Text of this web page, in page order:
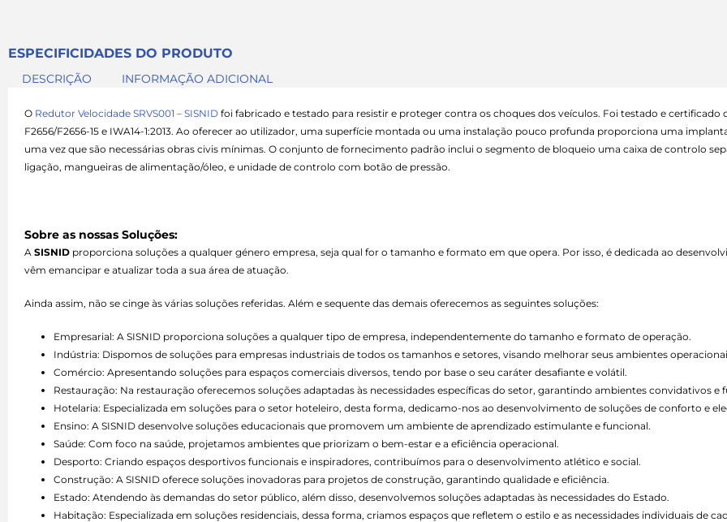
ESPECIFICIDADES DO PRODUTO
DESCRIÇÃO INFORMAÇÃO ADICIONAL
O Redutor Velocidade SRVS001 – SISNID foi fabricado e testado para resistir e proteger contra os choques dos veículos. Foi testado e certificado
F2656/F2656-15 e IWA14-1:2013. Ao oferecer ao utilizador, uma superfície montada ou uma instalação pouco profunda proporciona uma
uma vez que são necessárias obras civis mínimas. O conjunto de fornecimento padrão inclui o segmento de bloqueio uma caixa de controlo
ligação, mangueiras de alimentação/óleo, e unidade de controlo com botão de pressão.
Sobre as nossas Soluções:
A SISNID proporciona soluções a qualquer género empresa, seja qual for o tamanho e formato em que opera. Por isso, é dedicada ao
vêm emancipar e atualizar toda a sua área de atuação.
Ainda assim, não se cinge às várias soluções referidas. Além e sequente das demais oferecemos as seguintes soluções:
Empresarial: A SISNID proporciona soluções a qualquer tipo de empresa, independentemente do tamanho e formato de operação.
Indústria: Dispomos de soluções para empresas industriais de todos os tamanhos e setores, visando melhorar seus ambientes
Comércio: Apresentando soluções para espaços comerciais diversos, tendo por base o seu caráter desafiante e volátil.
Restauração: Na restauração oferecemos soluções adaptadas às necessidades específicas do setor, garantindo ambientes convidativos e
Hotelaria: Especializada em soluções para o setor hoteleiro, desta forma, dedicamo-nos ao desenvolvimento de soluções de conforto e
Ensino: A SISNID desenvolve soluções educacionais que promovem um ambiente de aprendizado estimulante e funcional.
Saúde: Com foco na saúde, projetamos ambientes que priorizam o bem-estar e a eficiência operacional.
Desporto: Criando espaços desportivos funcionais e inspiradores, contribuímos para o desenvolvimento atlético e social.
Construção: A SISNID oferece soluções inovadoras para projetos de construção, garantindo qualidade e eficiência.
Estado: Atendendo às demandas do setor público, além disso, desenvolvemos soluções adaptadas às necessidades do Estado.
Habitação: Especializada em soluções residenciais, dessa forma, criamos espaços que refletem o estilo e as necessidades individuais de